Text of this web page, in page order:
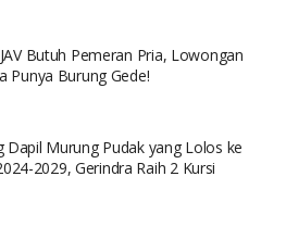
Butuh Pemeran Pria, Lowongan
Punya Burung Gede!
Dapil Murung Pudak yang Lolos ke
2029, Gerindra Raih 2 Kursi